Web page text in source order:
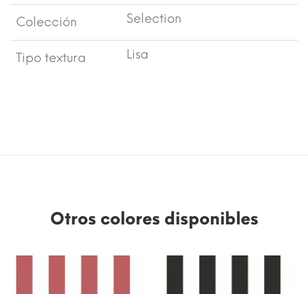
Colección Selection
Tipo textura Lisa
Otros colores disponibles